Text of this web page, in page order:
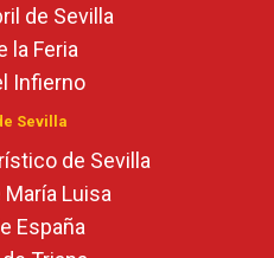
de Sevilla
la Feria
Infierno
Sevilla
de Sevilla
Luisa
España